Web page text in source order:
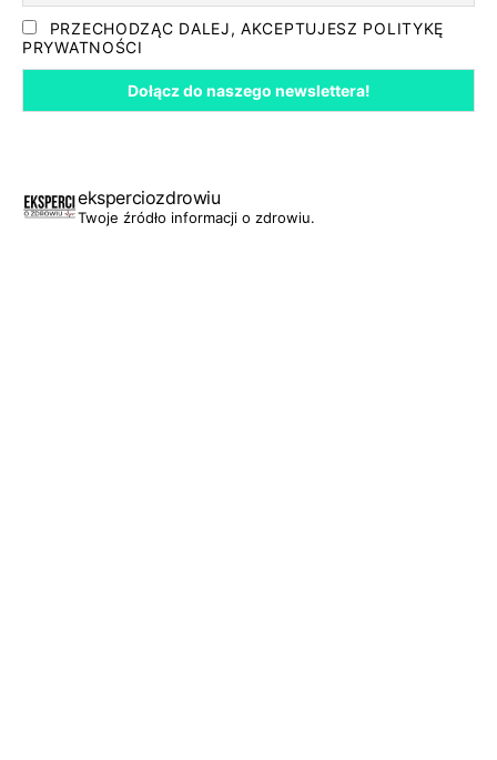
PRZECHODZĄC DALEJ, AKCEPTUJESZ POLITYKĘ
PRYWATNOŚCI
eksperciozdrowiu
Twoje źródło informacji o zdrowiu.